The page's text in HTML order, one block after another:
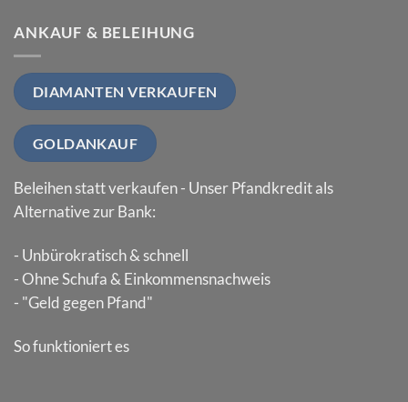
ANKAUF & BELEIHUNG
DIAMANTEN VERKAUFEN
GOLDANKAUF
Beleihen statt verkaufen - Unser Pfandkredit als
Alternative zur Bank:
- Unbürokratisch & schnell
- Ohne Schufa & Einkommensnachweis
- "Geld gegen Pfand"
So funktioniert es